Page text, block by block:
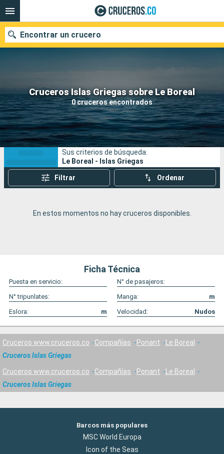
Cruceros Islas Griegas sobre Le Boreal
0 cruceros encontrados
Encontrar un crucero
Fecha de salida
Buscar
Sus criterios de búsqueda:
Le Boreal - Islas Griegas
Filtrar Ordenar
En estos momentos no hay cruceros disponibles.
Ficha Técnica
Puesta en servicio:
N° de pasajeros:
N° tripunlates:
Manga:
m
Eslora:
m Velocidad: Nudos
Cruceros www.cruceros.co Compañías Ponant
Le Boreal
Cruceros Islas Griegas
Cruceros www.cruceros.co Compañías Ponant
Le Boreal
Cruceros Islas Griegas
Barcos más populares
MSC World Europa
Icon of the Seas